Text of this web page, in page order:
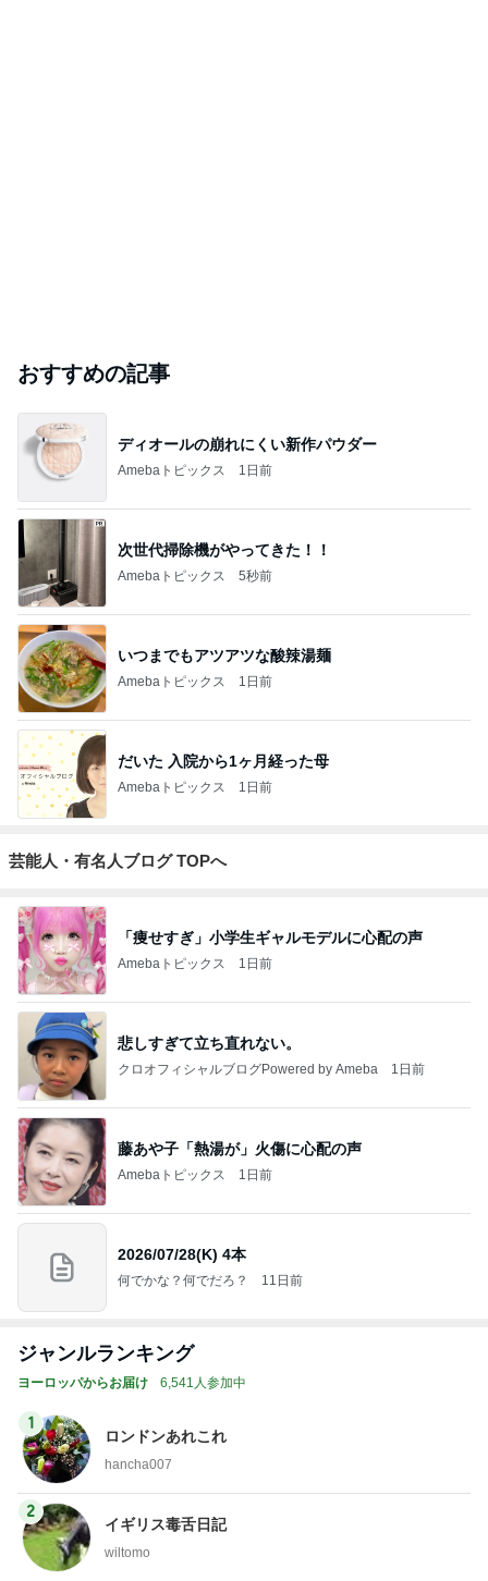
おすすめの記事
ディオールの崩れにくい新作パウダー
Amebaトピックス 1日前
次世代掃除機がやってきた！！
Amebaトピックス 5秒前
いつまでもアツアツな酸辣湯麺
Amebaトピックス 1日前
だいた 入院から1ヶ月経った母
Amebaトピックス 1日前
芸能人・有名人ブログ TOPへ
「痩せすぎ」小学生ギャルモデルに心配の声
Amebaトピックス 1日前
悲しすぎて立ち直れない。
クロオフィシャルブログPowered by Ameba 1日前
藤あや子「熱湯が」火傷に心配の声
Amebaトピックス 1日前
2026/07/28(K) 4本
何でかな？何でだろ？ 11日前
ジャンルランキング
ヨーロッパからお届け 6,541人参加中
1
ロンドンあれこれ
hancha007
2
イギリス毒舌日記
wiltomo